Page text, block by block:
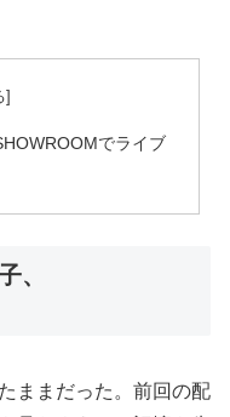
でライブ
、
ままだった。前回の配